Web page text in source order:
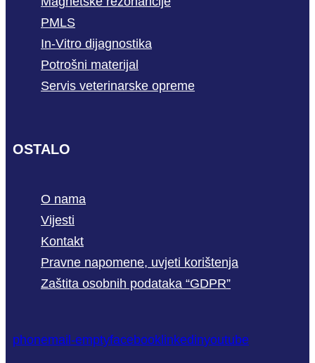
PMLS
In-Vitro dijagnostika
Potrošni materijal
Servis veterinarske opreme
OSTALO
O nama
Vijesti
Kontakt
Pravne napomene, uvjeti korištenja
Zaštita osobnih podataka “GDPR”
phonemail-emptyfacebooklinkedinyoutube